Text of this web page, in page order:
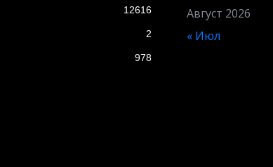
12616
2
978
Август 2026
« Июл